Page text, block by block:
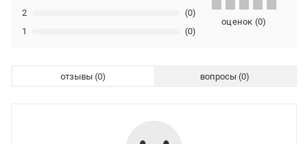
1 (0)
2 (0)
оценок (0)
отзывы вопросы